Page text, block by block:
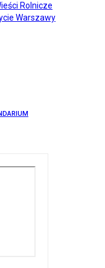
Rolnicze
Warszawy